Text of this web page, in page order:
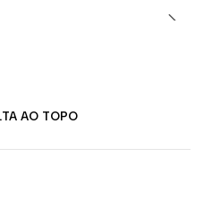
AO TOPO